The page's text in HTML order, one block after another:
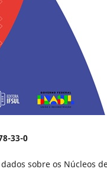
33-0
sobre os Núcleos